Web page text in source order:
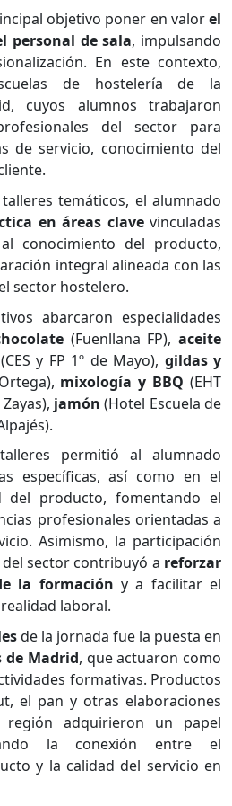
objetivo poner en valorel
personal de sala, impulsando
En este contexto,
de hostelería de la
cuyos alumnos trabajaron
del sector para
de servicio, conocimiento del
temáticos, el alumnado
en áreas clavevinculadas
conocimiento del producto,
integral alineada con las
sector hostelero.
abarcaron especialidades
(Fuenllana FP),aceite
(CES y FP 1º de Mayo), gildas y
mixología y BBQ (EHT
Zayas), jamón (Hotel Escuela de
permitió al alumnado
específicas, así como en el
del producto, fomentando el
profesionales orientadas a
Asimismo, la participación
sector contribuyó a reforzar
la formación y a facilitar el
laboral.
de la jornada fue la puesta en
de Madrid, que actuaron como
formativas. Productos
el pan y otras elaboraciones
región adquirieron un papel
la conexión entre el
y la calidad del servicio en